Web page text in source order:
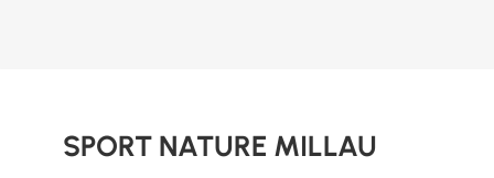
SPORT NATURE MILLAU